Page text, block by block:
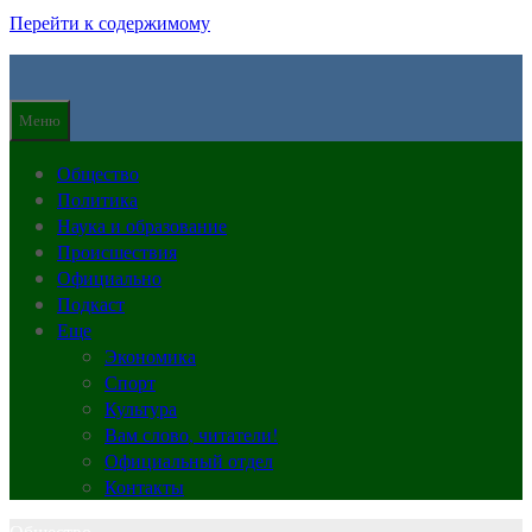
Перейти к содержимому
Меню
Общество
Политика
Наука и образование
Происшествия
Официально
Подкаст
Еще
Экономика
Спорт
Культура
Вам слово, читатели!
Официальный отдел
Контакты